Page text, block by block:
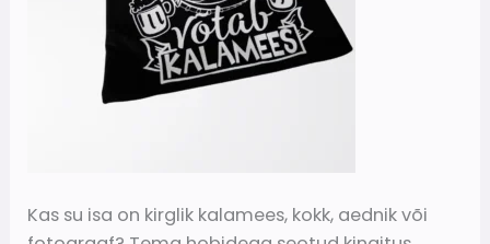
Kas su isa on kirglik kalamees, kokk, aednik või